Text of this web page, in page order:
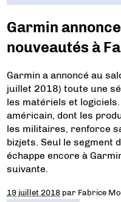
Garmin
nouveautés à
Garmin a annoncé au
juillet 2018) toute une
les matériels et
américain, dont les
les militaires, renforce
bizjets. Seul le segment
échappe encore à
suivante.
19 juillet 2018 par Fabrice